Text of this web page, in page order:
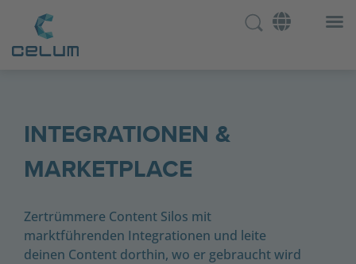
INTEGRATIONEN &
MARKETPLACE
Zertrümmere Content Silos mit
marktführenden Integrationen und leite
deinen Content dorthin, wo er gebraucht wird